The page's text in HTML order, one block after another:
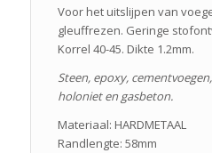
Voor het uitslijpen van
gleuffrezen. Geringe
Korrel 40-45. Dikte 1.2mm.
Steen, epoxy,
holoniet en gasbeton.
Materiaal: HARDMETAAL
Randlengte: 58mm